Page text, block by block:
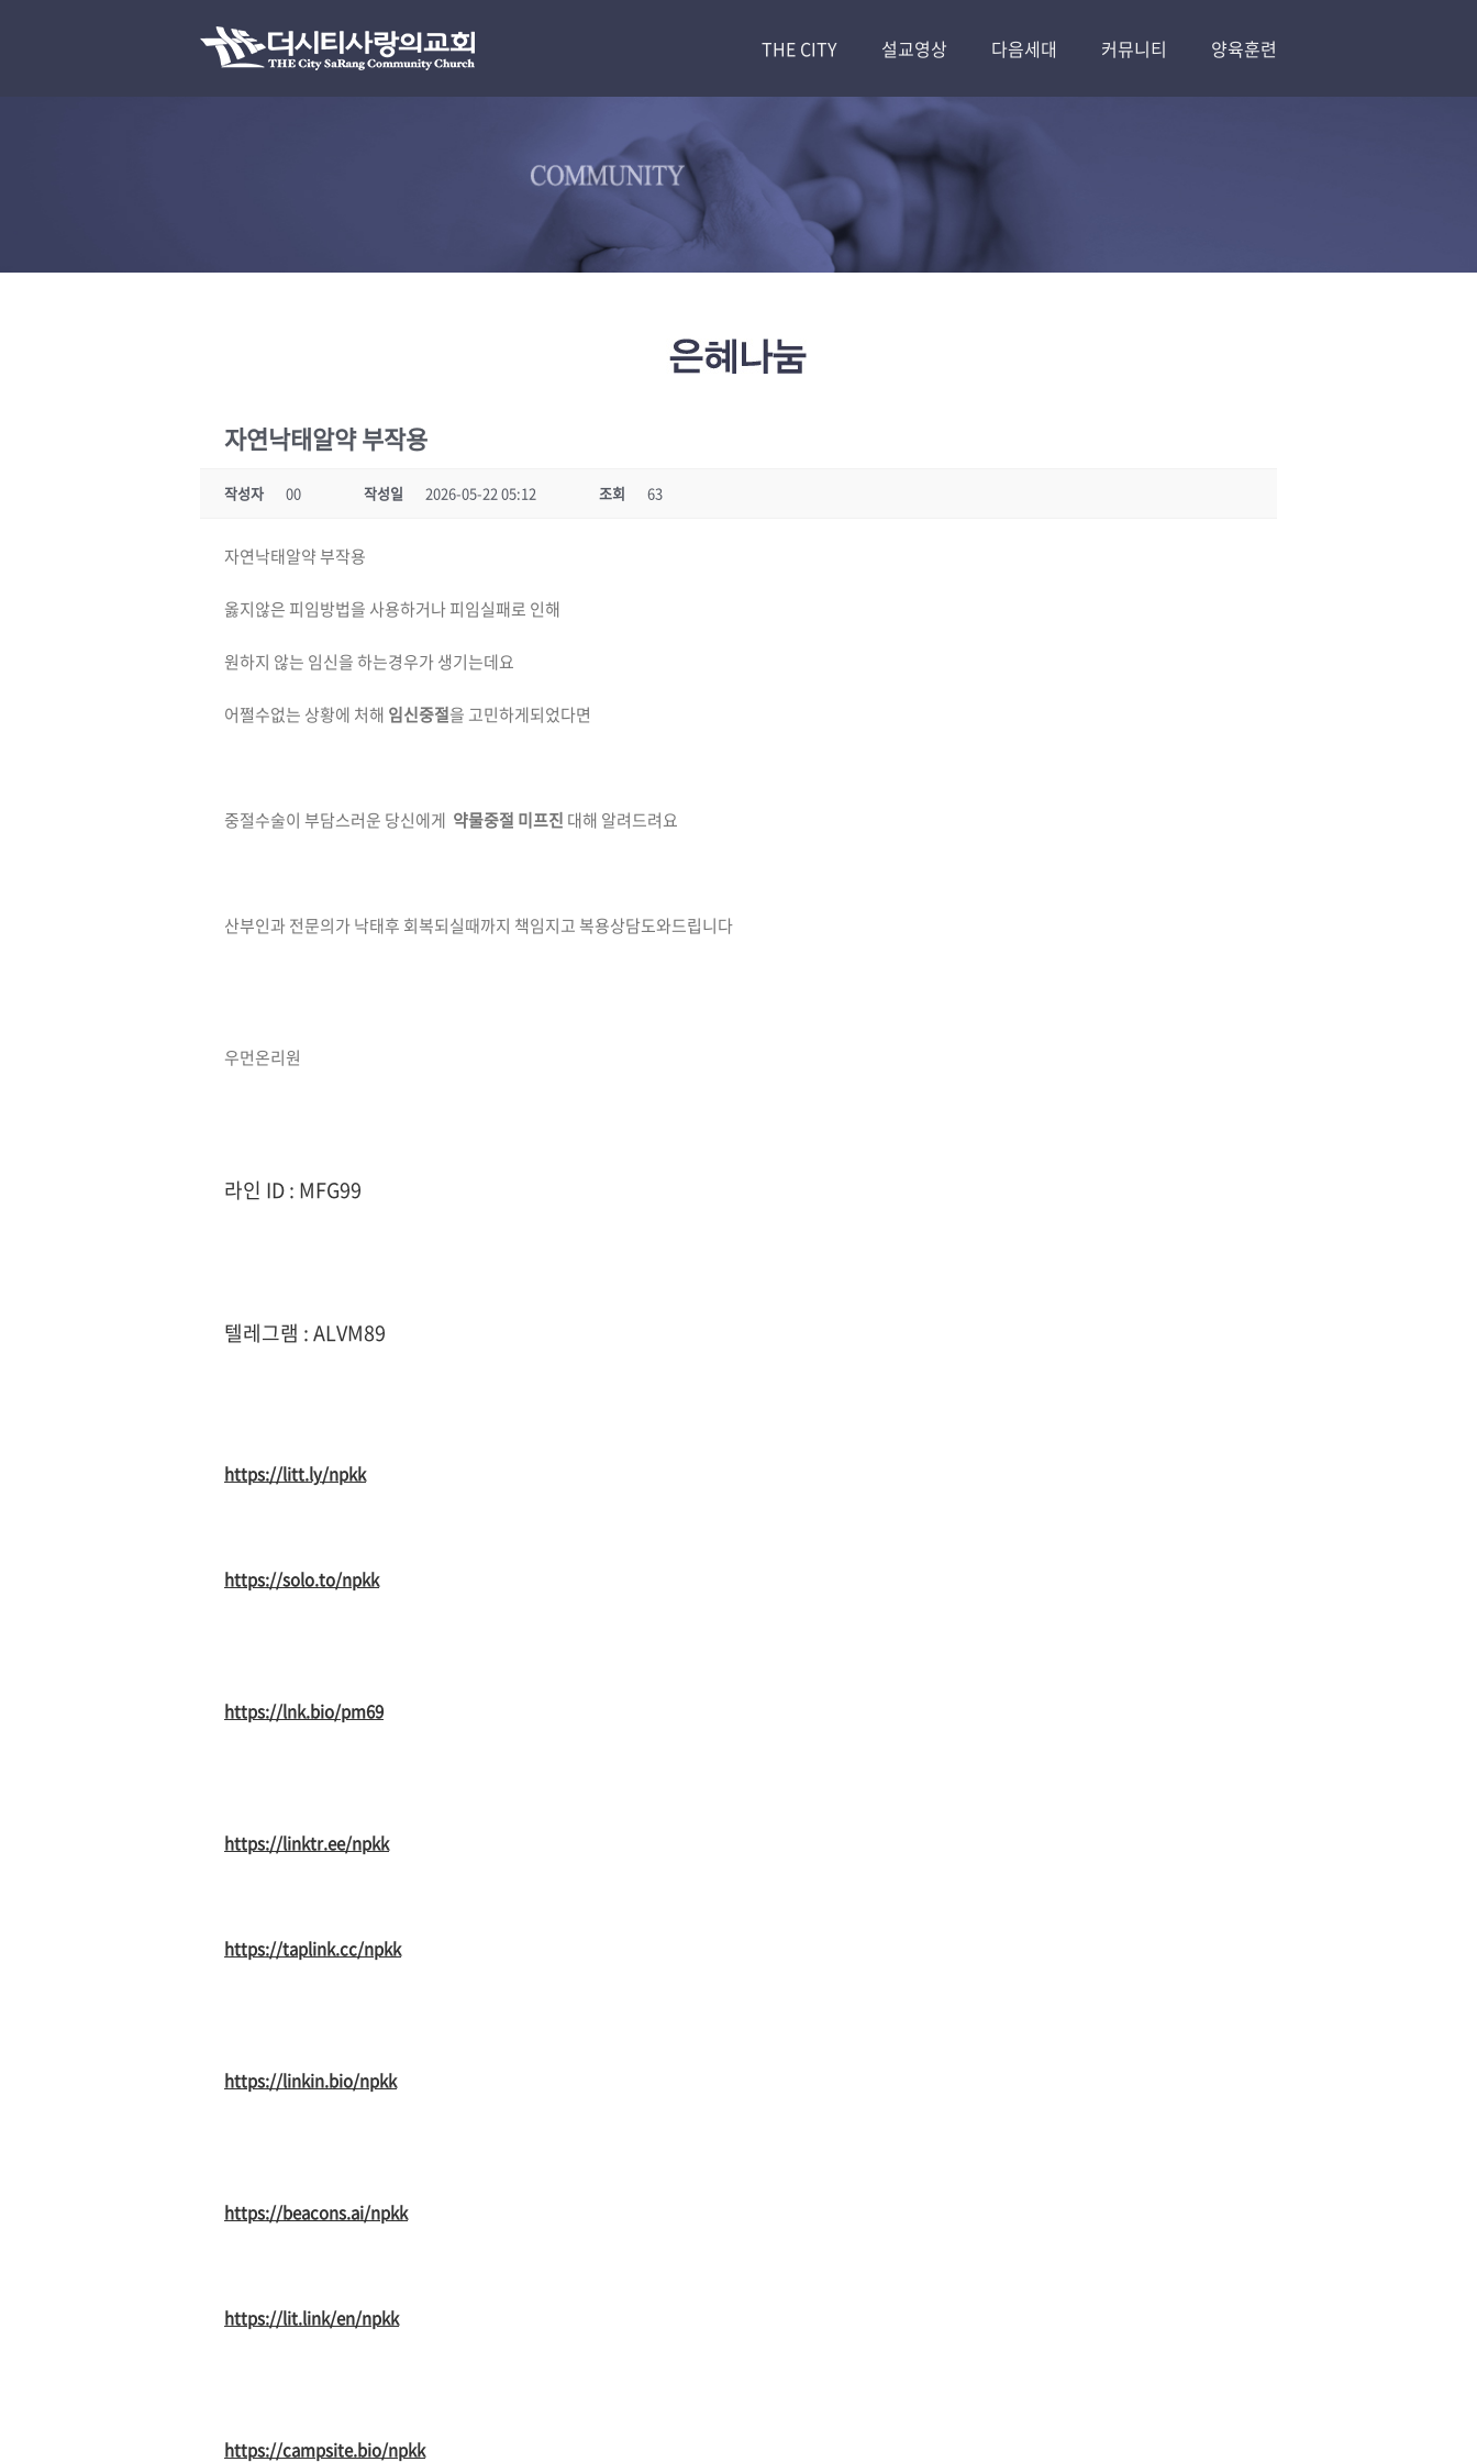
THE CITY 설교영상 다음세대 커뮤니티 양육훈련
자연낙­태알약 부작용
작성자 00 작성일 2026-05-22 05:12 조회 63
자연낙­태알약 부작용
옳지않은 피임방법을 사용하거나 피임실패로 인해
원하지 않는 임신을 하는경우가 생기는데요
어쩔수없는 상황에 처해 임신중절을 고민하게되었다면
중절수술이 부담스러운 당신에게 약물중절 미프진 대해 알려드려요
산부인과 전문의가 낙태후 회복되실때까지 책임지고 복용상담도와드립니다
우먼온리원
라인 ID : MFG99
텔레그램 : ALVM89
https://litt.ly/npkk
https://solo.to/npkk
https://lnk.bio/pm69
https://linktr.ee/npkk
https://taplink.cc/npkk
https://linkin.bio/npkk
https://beacons.ai/npkk
https://lit.link/en/npkk
https://campsite.bio/npkk